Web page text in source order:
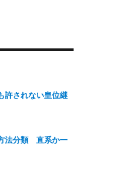
許されない皇位継
法分類 直系か一